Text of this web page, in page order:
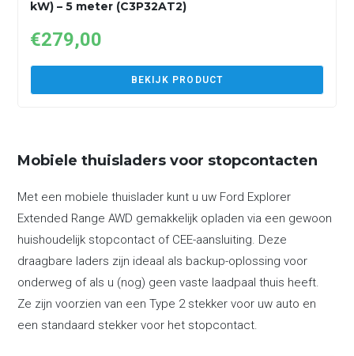
kW) – 5 meter (C3P32AT2)
€279,00
BEKIJK PRODUCT
Mobiele thuisladers voor stopcontacten
Met een mobiele thuislader kunt u uw Ford Explorer
Extended Range AWD gemakkelijk opladen via een gewoon
huishoudelijk stopcontact of CEE-aansluiting. Deze
draagbare laders zijn ideaal als backup-oplossing voor
onderweg of als u (nog) geen vaste laadpaal thuis heeft.
Ze zijn voorzien van een Type 2 stekker voor uw auto en
een standaard stekker voor het stopcontact.